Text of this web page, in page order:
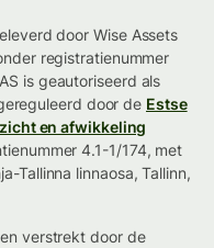
door Wise Assets
registratienummer
is geautoriseerd als
door de Estse
en afwikkeling
4.1-1/174, met
Tallinna linnaosa, Tallinn,
verstrekt door de